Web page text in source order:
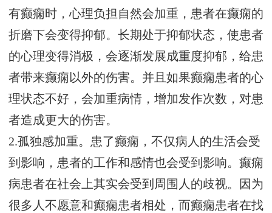
有癫痫时，心理负担自然会加重，患者在癫痫的
折磨下会变得抑郁。长期处于抑郁状态，使患者
的心理变得消极，会逐渐发展成重度抑郁，给患
者带来癫痫以外的伤害。并且如果癫痫患者的心
理状态不好，会加重病情，增加发作次数，对患
者造成更大的伤害。
2.孤独感加重。患了癫痫，不仅病人的生活会受
到影响，患者的工作和感情也会受到影响。癫痫
病患者在社会上其实会受到周围人的歧视。因为
很多人不愿意和癫痫患者相处，而癫痫患者在找